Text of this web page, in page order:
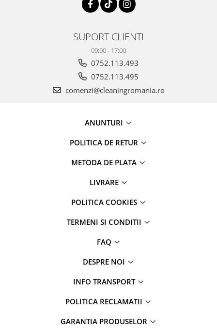
SUPORT CLIENTI
09:00 - 17:00
0752.113.493
0752.113.495
comenzi@cleaningromania.ro
ANUNTURI
POLITICA DE RETUR
METODA DE PLATA
LIVRARE
POLITICA COOKIES
TERMENI SI CONDITII
FAQ
DESPRE NOI
INFO TRANSPORT
POLITICA RECLAMATII
GARANTIA PRODUSELOR